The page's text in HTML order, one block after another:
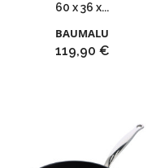
60 x 36 x...
BAUMALU
Prix
119,90 €